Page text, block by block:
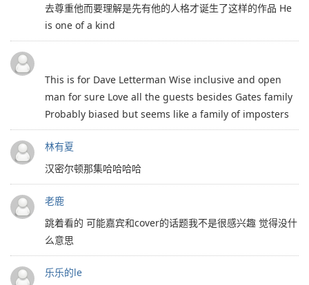
去尊重他而要理解是先有他的人格才诞生了这样的作品 He
is one of a kind
This is for Dave Letterman Wise inclusive and open
man for sure Love all the guests besides Gates family
Probably biased but seems like a family of imposters
林有夏
汉密尔顿那集哈哈哈哈
老鹿
跳着看的 可能嘉宾和cover的话题我不是很感兴趣 觉得没什
么意思
乐乐的le